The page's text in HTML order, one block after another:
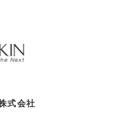
式会社